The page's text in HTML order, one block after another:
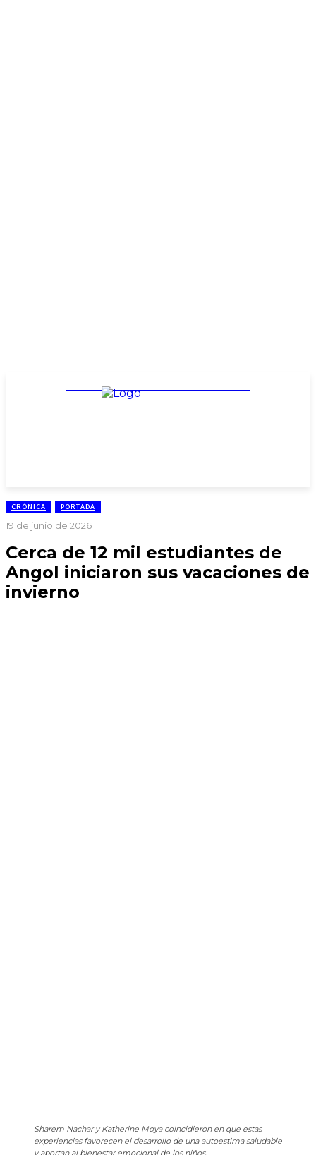
TARIFARIO ELECCIONES 2025
CRÓNICA PORTADA
19 de junio de 2026
Cerca de 12 mil estudiantes de
Angol iniciaron sus vacaciones de
invierno
Sharem Nachar y Katherine Moya coincidieron en que estas
experiencias favorecen el desarrollo de una autoestima saludable
y aportan al bienestar emocional de los niños.